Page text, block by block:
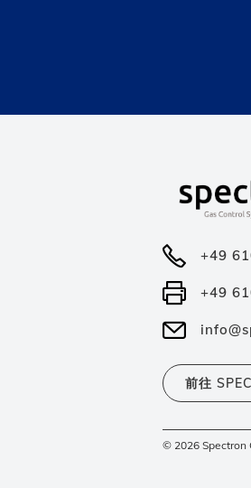
+49
+49
前往
© 2026 Spectron